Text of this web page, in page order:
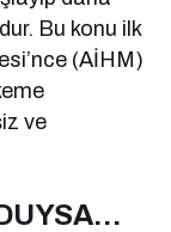
Bu konu ilk
(AİHM)
ve